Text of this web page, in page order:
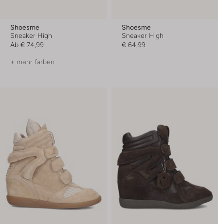
Shoesme
Sneaker High
Ab € 74,99
+ mehr farben
Shoesme
Sneaker High
€ 64,99